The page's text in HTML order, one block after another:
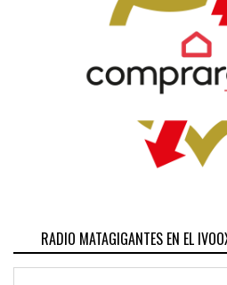
RADIO MATAGIGANTES EN EL